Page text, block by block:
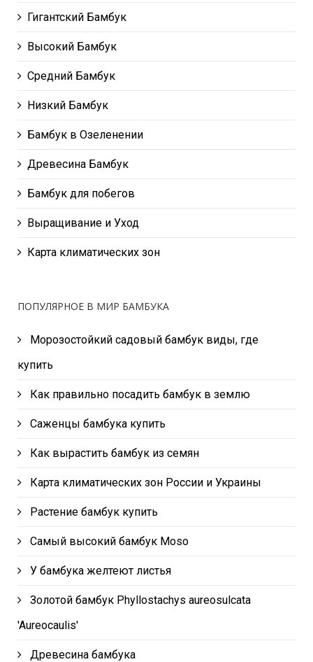
Гигантский Бамбук
Высокий Бамбук
Средний Бамбук
Низкий Бамбук
Бамбук в Озеленении
Древесина Бамбук
Бамбук для побегов
Выращивание и Уход
Карта климатических зон
ПОПУЛЯРНОЕ В МИР БАМБУКА
Морозостойкий садовый бамбук виды, где
купить
Как правильно посадить бамбук в землю
Саженцы бамбука купить
Как вырастить бамбук из семян
Карта климатических зон России и Украины
Растение бамбук купить
Самый высокий бамбук Moso
У бамбука желтеют листья
Золотой бамбук Phyllostachys aureosulcata
'Aureocaulis'
Древесина бамбука